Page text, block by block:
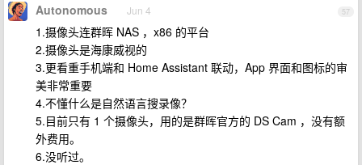
57
Autonomous Jun 4
1.摄像头连群晖 NAS ，x86 的平台
2.摄像头是海康威视的
3.更看重手机端和 Home Assistant 联动，App 界面和图标的审
美非常重要
4.不懂什么是自然语言搜录像？
5.目前只有 1 个摄像头，用的是群晖官方的 DS Cam ，没有额
外费用。
6.没听过。